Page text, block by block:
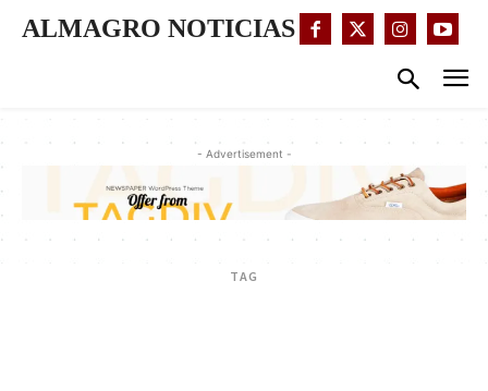
ALMAGRO NOTICIAS
- Advertisement -
TAG